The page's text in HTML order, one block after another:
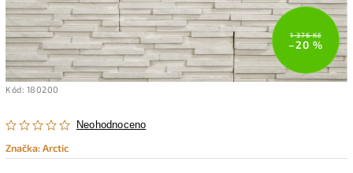
1 376 Kč
–20 %
Kód: 180200
Neohodnoceno
Značka:Arctic